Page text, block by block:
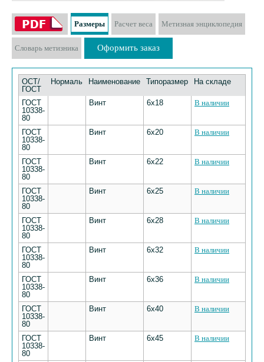
Размеры Расчет веса Метизная энциклопедия
Словарь метизника Оформить заказ
ОСТ/
ГОСТ
Нормаль Наименование Типоразмер На складе
ГОСТ
10338-
80
Винт 6х18 В наличии
ГОСТ
10338-
80
Винт 6х20 В наличии
ГОСТ
10338-
80
Винт 6х22 В наличии
ГОСТ
10338-
80
Винт 6х25 В наличии
ГОСТ
10338-
80
Винт 6х28 В наличии
ГОСТ
10338-
80
Винт 6х32 В наличии
ГОСТ
10338-
80
Винт 6х36 В наличии
ГОСТ
10338-
80
Винт 6х40 В наличии
ГОСТ
10338-
80
Винт 6х45 В наличии